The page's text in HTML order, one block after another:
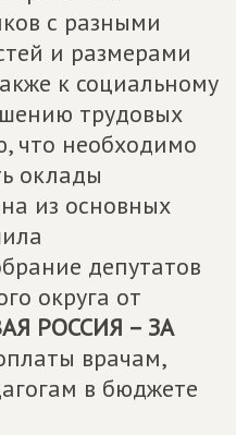
с разными
и размерами
к социальному
трудовых
что необходимо
оклады
из основных
депутатов
округа от
РОССИЯ – ЗА
врачам,
в бюджете